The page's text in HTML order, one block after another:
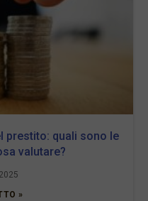
prestito: quali sono le
valutare?
»